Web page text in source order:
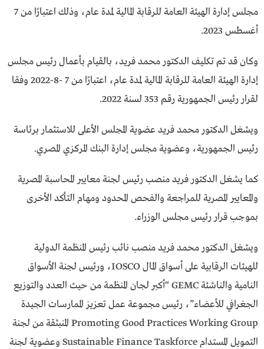
مجلس إدارة الهيئة العامة للرقابة المالية لمدة عام، وذلك اعتبارًا من 7
أغسطس 2023.
وكان قد تم تكليف الدكتور محمد فريد، بالقيام بأعمال رئيس مجلس
إدارة الهيئة العامة للرقابة المالية لمدة عام، اعتبارًا من 7 -8-2022 وفقا
لقرار رئيس الجمهورية رقم 353 لسنة 2022.
ويشغل الدكتور محمد فريد عضوية المجلس الأعلى للاستثمار برئاسة
رئيس الجمهورية، وعضوية مجلس إدارة البنك المركزي المصري.
كما يشغل الدكتور فريد منصب رئيس لجنة معايير المحاسبة المصرية
والمعايير المصرية للمراجعة والفحص المحدود ومهام التأكد الأخرى
بموجب قرار رئيس مجلس الوزراء.
ويشغل الدكتور محمد فريد منصب نائب رئيس المنظمة الدولية
للهيئات الرقابية على أسواق المال IOSCO، ورئيس لجنة الأسواق
النامية والناشئة GEMC “أكبر لجان المنظمة من حيث العدد والتوزيع
الجغرافي للأعضاء”، رئيس مجموعة عمل تعزيز الممارسات الجيدة
Promoting Good Practices Working Group المنبثقة من لجنة
التمويل المستدام Sustainable Finance Taskforce وعضوية لجنة